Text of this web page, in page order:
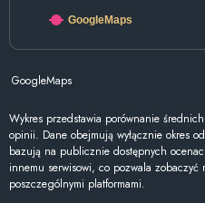
GoogleMaps
GoogleMaps
Wykres przedstawia porównanie
opinii. Dane obejmują wyłącznie okres
bazują na publicznie dostępnych
innemu serwisowi, co pozwala
poszczególnymi platformami.